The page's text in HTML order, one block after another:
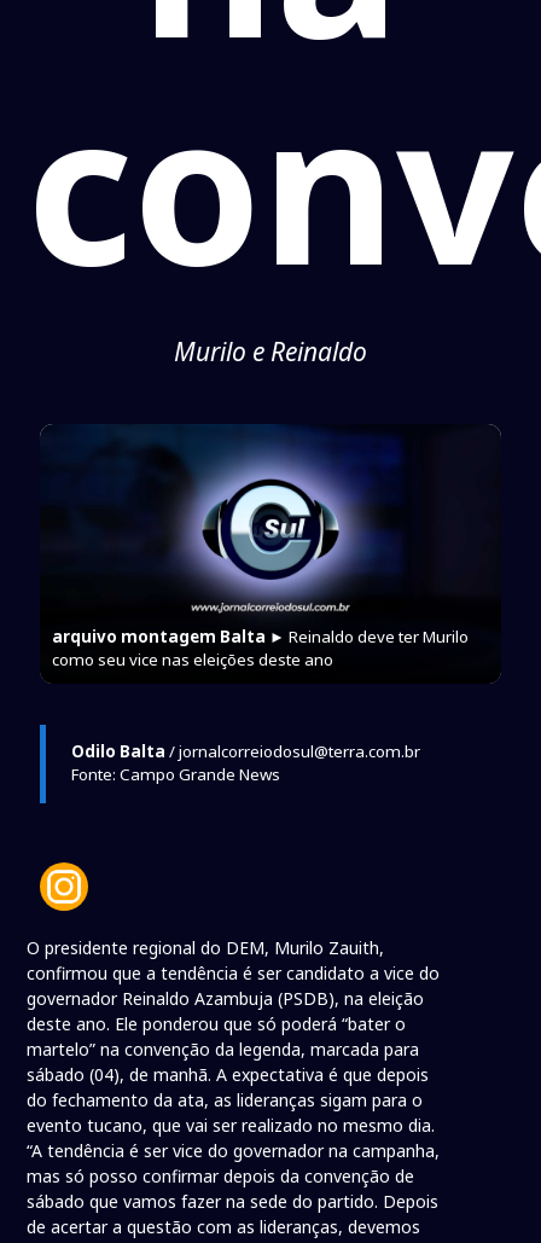
Murilo e Reinaldo
arquivo montagem Balta ► Reinaldo deve ter Murilo
como seu vice nas eleições deste ano
Odilo Balta / jornalcorreiodosul@terra.com.br
Fonte: Campo Grande News
O presidente regional do DEM, Murilo Zauith,
confirmou que a tendência é ser candidato a vice do
governador Reinaldo Azambuja (PSDB), na eleição
deste ano. Ele ponderou que só poderá “bater o
martelo” na convenção da legenda, marcada para
sábado (04), de manhã. A expectativa é que depois
do fechamento da ata, as lideranças sigam para o
evento tucano, que vai ser realizado no mesmo dia.
“A tendência é ser vice do governador na campanha,
mas só posso confirmar depois da convenção de
sábado que vamos fazer na sede do partido. Depois
de acertar a questão com as lideranças, devemos